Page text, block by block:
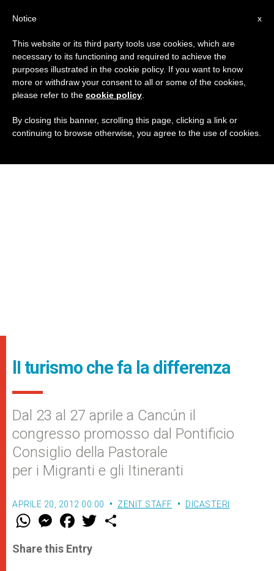
lI turismo che fa la differenza
Dal 23 al 27 aprile a Cancún il
congresso promosso dal Pontificio
Consiglio della Pastorale
per i Migranti e gli Itineranti
APRILE 20, 2012 00:00 ZENIT STAFF DICASTERI
W
t
s
M
e
s
e
F
a
e
b
w
Share this Entry
x
Notice
This website or its third party tools use cookies, which are
necessary to its functioning and required to achieve the
purposes illustrated in the cookie policy. If you want to know
more or withdraw your consent to all or some of the cookies,
please refer to the cookie policy
By closing this banner, scrolling this page, clicking a link or
continuing to browse otherwise, you agree to the use of cookies.